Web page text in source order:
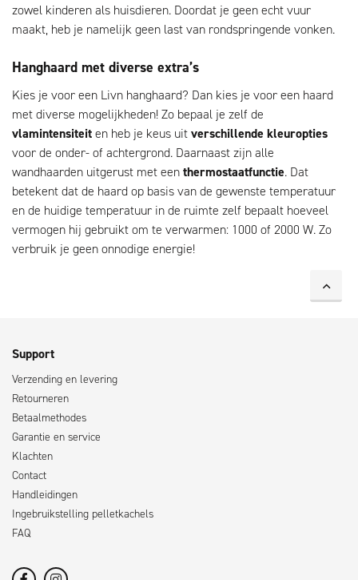
zowel kinderen als huisdieren. Doordat je geen echt vuur
maakt, heb je namelijk geen last van rondspringende vonken.
Hanghaard met diverse extra’s
Kies je voor een Livn hanghaard? Dan kies je voor een haard
met diverse mogelijkheden! Zo bepaal je zelf de
vlamintensiteiten heb je keus uitverschillende kleuropties
voor de onder- of achtergrond. Daarnaast zijn alle
wandhaarden uitgerust met eenthermostaatfunctie. Dat
betekent dat de haard op basis van de gewenste temperatuur
en de huidige temperatuur in de ruimte zelf bepaalt hoeveel
vermogen hij gebruikt om te verwarmen: 1000 of 2000 W. Zo
verbruik je geen onnodige energie!
Support
Verzending en levering
Retourneren
Betaalmethodes
Garantie en service
Klachten
Contact
Handleidingen
Ingebruikstelling pelletkachels
FAQ